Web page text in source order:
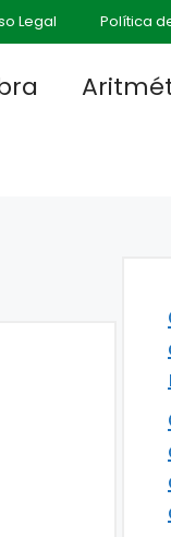
Legal Política